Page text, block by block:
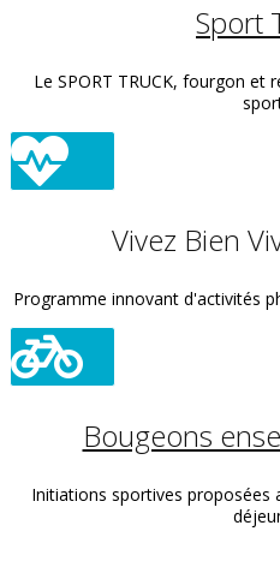
Sport
Le SPORT TRUCK, fourgon et
Vivez Bien
Programme innovant d'activités
Bougeons
Initiations sportives proposées